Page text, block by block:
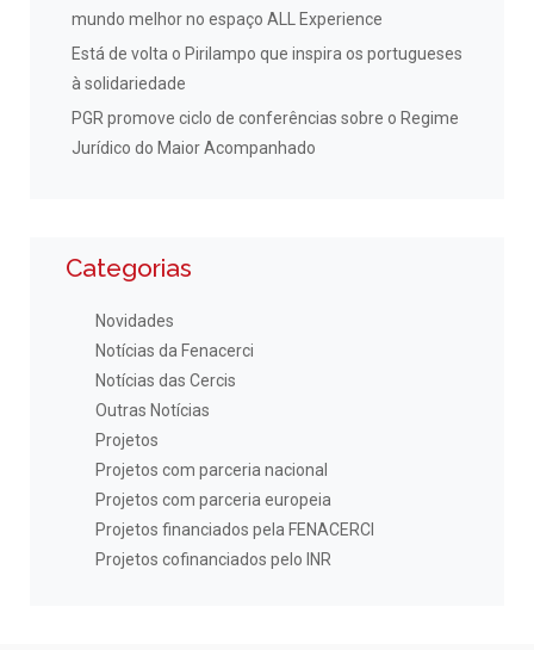
mundo melhor no espaço ALL Experience
Está de volta o Pirilampo que inspira os portugueses
à solidariedade
PGR promove ciclo de conferências sobre o Regime
Jurídico do Maior Acompanhado
Categorias
Novidades
Notícias da Fenacerci
Notícias das Cercis
Outras Notícias
Projetos
Projetos com parceria nacional
Projetos com parceria europeia
Projetos financiados pela FENACERCI
Projetos cofinanciados pelo INR